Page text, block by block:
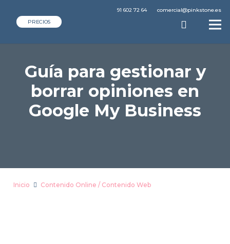
PRECIOS
91 602 72 64 comercial@pinkstone.es
Guía para gestionar y
borrar opiniones en
Google My Business
Inicio Contenido Online / Contenido Web